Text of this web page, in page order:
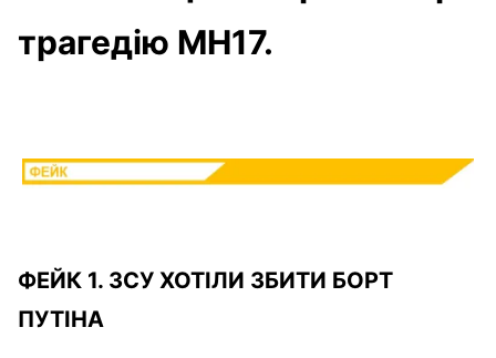
трагедію MH17.
ФЕЙК 1. ЗСУ ХОТІЛИ ЗБИТИ БОРТ
ПУТІНА